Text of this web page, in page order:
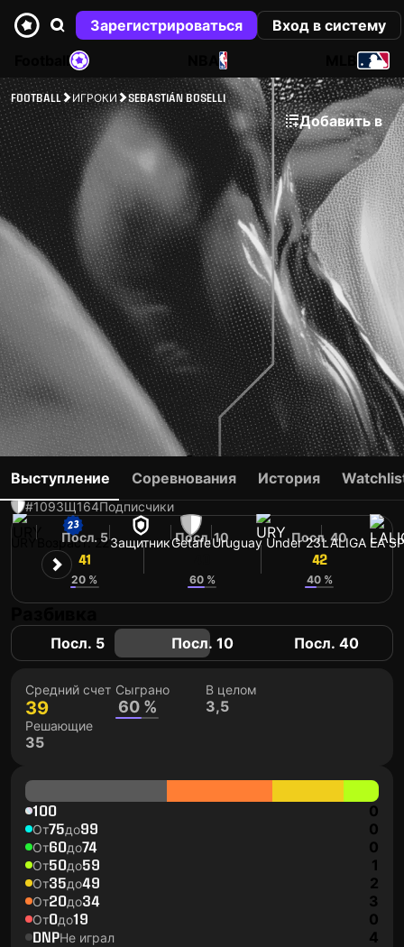
Зарегистрироваться
Вход в систему
NBA
FOOTBALL ИГРОКИ SEBASTIÁN BOSELLI
Добавить в
SEBASTIÁN BOSELLI
#109ЗЩ164Подписчики
Возраст: 22ЗащитникGetafeUruguay Under 23LALIGA EA
Выступление Соревнования История
Посл. 5
41
20 %
Посл. 10
60 %
Посл. 40
42
40 %
Посл. 5 Посл. 10 Посл. 40
Средний счет
39
Сыграно
60 %
В целом
3,5
Решающие
35
100 0
От75до99 0
От60до74 0
От50до59 1
От35до49 2
От20до34 3
От0до19 0
DNPНе играл 4